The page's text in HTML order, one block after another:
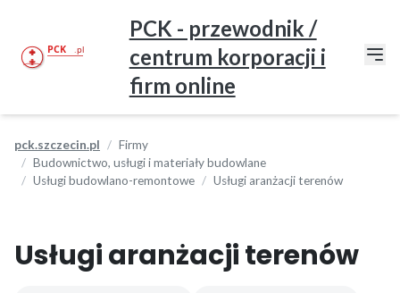
PCK - przewodnik /
centrum korporacji i
firm online
pck.szczecin.pl
Firmy
Budownictwo, usługi i materiały budowlane
Usługi budowlano-remontowe
Usługi aranżacji terenów
Usługi aranżacji terenów